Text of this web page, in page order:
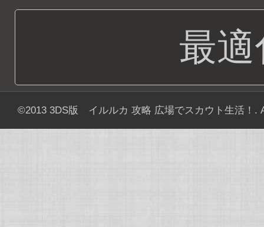
最
©2013 3DS版 イルルカ 攻略 広場でスカウト生活！ .